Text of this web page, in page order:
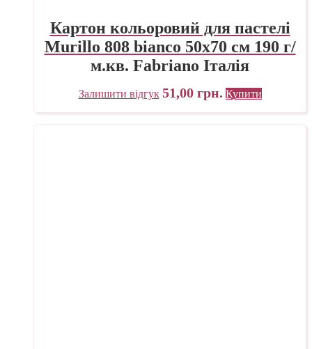
Картон кольоровий для пастелі
Murillo 808 bianco 50х70 см 190 г/
м.кв. Fabriano Італія
Залишити відгук 51,00 грн. Купити